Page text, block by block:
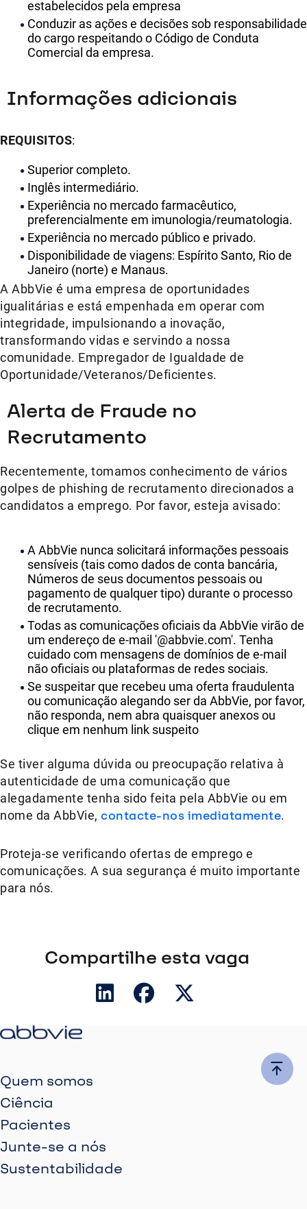
estabelecidos pela empresa
Conduzir as ações e decisões sob responsabilidade
do cargo respeitando o Código de Conduta
Comercial da empresa.
Informações adicionais
REQUISITOS:
Superior completo.
Inglês intermediário.
Experiência no mercado farmacêutico,
preferencialmente em imunologia/reumatologia.
Experiência no mercado público e privado.
Disponibilidade de viagens: Espírito Santo, Rio de
Janeiro (norte) e Manaus.
A AbbVie é uma empresa de oportunidades
igualitárias e está empenhada em operar com
integridade, impulsionando a inovação,
transformando vidas e servindo a nossa
comunidade. Empregador de Igualdade de
Oportunidade/Veteranos/Deficientes.
Alerta de Fraude no
Recrutamento
Recentemente, tomamos conhecimento de vários
golpes de phishing de recrutamento direcionados a
candidatos a emprego. Por favor, esteja avisado:
A AbbVie nunca solicitará informações pessoais
sensíveis (tais como dados de conta bancária,
Números de seus documentos pessoais ou
pagamento de qualquer tipo) durante o processo
de recrutamento.
Todas as comunicações oficiais da AbbVie virão de
um endereço de e-mail '@abbvie.com'. Tenha
cuidado com mensagens de domínios de e-mail
não oficiais ou plataformas de redes sociais.
Se suspeitar que recebeu uma oferta fraudulenta
ou comunicação alegando ser da AbbVie, por favor,
não responda, nem abra quaisquer anexos ou
clique em nenhum link suspeito
Se tiver alguma dúvida ou preocupação relativa à
autenticidade de uma comunicação que
alegadamente tenha sido feita pela AbbVie ou em
nome da AbbVie, contacte-nos imediatamente.
Proteja-se verificando ofertas de emprego e
comunicações. A sua segurança é muito importante
para nós.
Compartilhe esta vaga
Quem somos
Ciência
Pacientes
Junte-se a nós
Sustentabilidade